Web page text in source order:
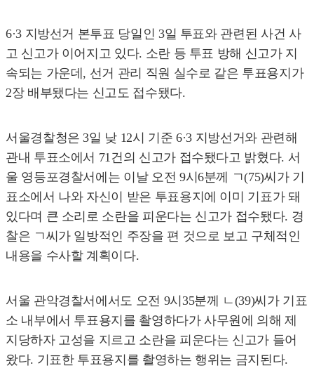
6·3 지방선거 본투표 당일인 3일 투표와 관련된 사건 사
고 신고가 이어지고 있다. 소란 등 투표 방해 신고가 지
속되는 가운데, 선거 관리 직원 실수로 같은 투표용지가
2장 배부됐다는 신고도 접수됐다.
서울경찰청은 3일 낮 12시 기준 6·3 지방선거와 관련해
관내 투표소에서 71건의 신고가 접수됐다고 밝혔다. 서
울 영등포경찰서에는 이날 오전 9시6분께 ㄱ(75)씨가 기
표소에서 나와 자신이 받은 투표용지에 이미 기표가 돼
있다며 큰 소리로 소란을 피운다는 신고가 접수됐다. 경
찰은 ㄱ씨가 일방적인 주장을 편 것으로 보고 구체적인
내용을 수사할 계획이다.
서울 관악경찰서에서도 오전 9시35분께 ㄴ(39)씨가 기표
소 내부에서 투표용지를 촬영하다가 사무원에 의해 제
지당하자 고성을 지르고 소란을 피운다는 신고가 들어
왔다. 기표한 투표용지를 촬영하는 행위는 금지된다.